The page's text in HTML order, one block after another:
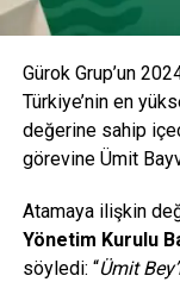
“Endüstriyel
farklılaşmasını
oynayan en önemli
kolaylaştıran,
ürünler
BSH grubunun
ergonomi,
çıkarıyor. Profilo
Gürok Grup’un
Türkiye’nin en
değerine sahip
görevine Ümit
Atamaya ilişkin
Yönetim Kurulu
söyledi: “Ümit